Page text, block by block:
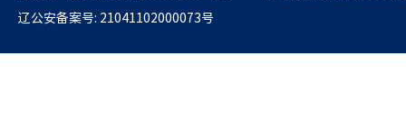
辽公安备案号: 21041102000073号